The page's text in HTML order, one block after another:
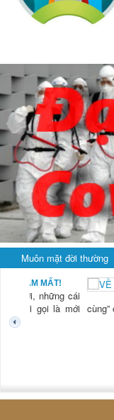
Muôn mặt đời thường
NAM MẤT!
“Xời, những cái
mới gọi là mới